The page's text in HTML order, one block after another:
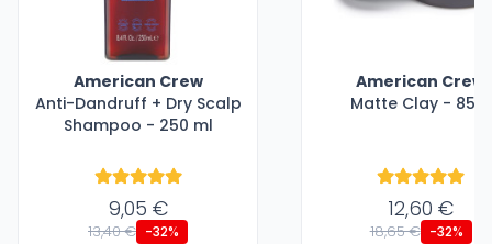
American Crew
Anti-Dandruff + Dry Scalp
Shampoo - 250 ml
9,05 €
13,40 € -32%
American Crew
Matte Clay - 85 g
12,60 €
18,65 € -32%